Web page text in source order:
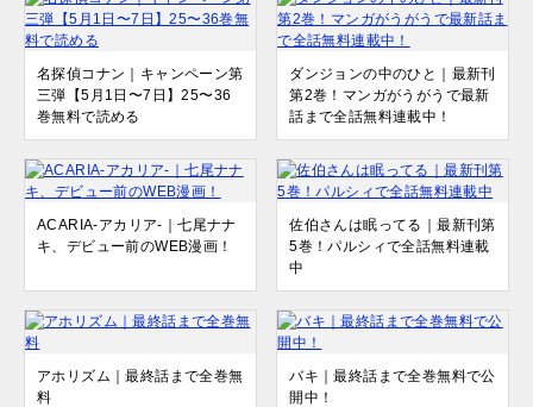
名探偵コナン｜キャンペーン第
三弾【5月1日〜7日】25〜36
巻無料で読める
ダンジョンの中のひと｜最新刊
第2巻！マンガがうがうで最新
話まで全話無料連載中！
ACARIA-アカリア-｜七尾ナナ
キ、デビュー前のWEB漫画！
佐伯さんは眠ってる｜最新刊第
5巻！パルシィで全話無料連載
中
アホリズム｜最終話まで全巻無
料
バキ｜最終話まで全巻無料で公
開中！